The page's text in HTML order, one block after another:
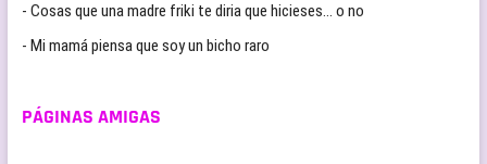
- Cosas que una madre friki te diria que hicieses… o no
- Mi mamá piensa que soy un bicho raro
PÁGINAS AMIGAS